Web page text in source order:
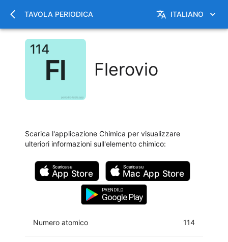
TAVOLA PERIODICA ITALIANO
Flerovio
Scarica l'applicazione Chimica per visualizzare
ulteriori informazioni sull'elemento chimico:
Scarica su
App Store
Scarica su
Mac App Store
PRENDILO
Google Play
Numero atomico 114